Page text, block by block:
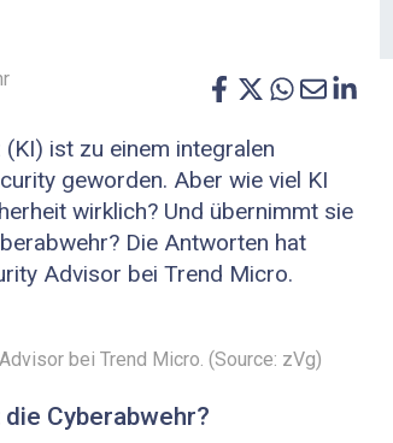
ist zu einem integralen
geworden. Aber wie viel KI
wirklich? Und übernimmt sie
Die Antworten hat
­Advisor bei Trend Micro.
bei Trend Micro. (Source: zVg)
Cyberabwehr?